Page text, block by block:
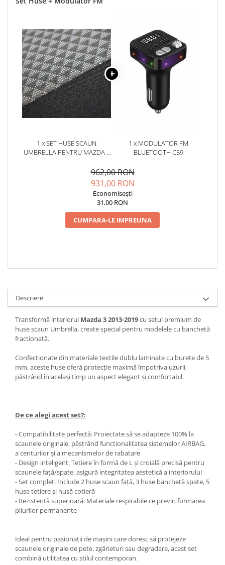
1 x SET HUSE SCAUN
UMBRELLA PENTRU MAZDA 3
FRACTIONATA) CU TETIERE
SPATE IN FORMA DE L
1 x MODULATOR FM
BLUETOOTH C59
962,00 RON
931,00 RON
Economisești
31,00 RON
CUMPARA-LE IMPREUNA
Descriere
Transformă interiorul Mazda 3 2013-2019cu setul premium de
huse scaun Umbrella, create special pentru modelele cu banchetă
fractionată.
Confecționate din materiale textile dublu laminate cu burete de 5
mm, aceste huse oferă protecție maximă împotriva uzurii,
păstrând în același timp un aspect elegant și comfortabil.
De ce alegi acest set?:
- Compatibilitate perfectă: Proiectate să se adapteze 100% la
scaunele originale, păstrând functionalitatea sistemelor AIRBAG,
a centurilor și a mecanismelor de rabatare
- Design inteligent: Tetiere în formă de L și croială precisă pentru
scaunele față/spate, asigură integritatea aestetică a interiorului
- Set complet: Include 2 huse scaun față, 3 huse banchetă spate, 5
huse tetiere și husă cotieră
- Rezistență superioară: Materiale respirabile ce previn formarea
pliurilor permanente
Ideal pentru pasionații de mașini care doresc să protejeze
scaunele originale de pete, zgârieturi sau degradare, acest set
combină utilitatea cu stilul contemporan.